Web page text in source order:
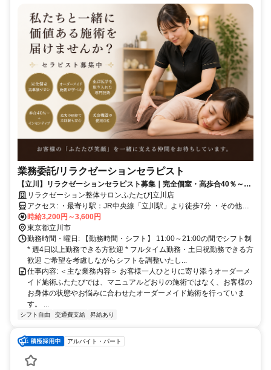
業務委託/リラクゼーションセラピスト
【立川】リラクゼーションセラピスト募集｜完全個室・高歩合40％～・
ブランクOK
リラクゼーション整体サロンふたたび|立川店
アクセス: ・最寄り駅：JR中央線「立川駅」より徒歩7分 ・その他：
自転車通勤OK！（駐輪場完備）
時給3,200円～3,600円
東京都立川市
勤務時間・曜日: 【勤務時間・シフト】 11:00～21:00の間でシフト制
* 週4日以上勤務できる方歓迎 * フルタイム勤務・土日祝勤務できる方
歓迎 ご希望を考慮しながらシフトを調整いたし...
仕事内容: ＜主な業務内容＞ お客様一人ひとりに寄り添うオーダーメ
イド施術ふたたびでは、マニュアルどおりの施術ではなく、お客様の
お身体の状態やお悩みに合わせたオーダーメイド施術を行っていま
す。 ...
シフト自由 交通費支給 昇給あり
アルバイト・パート